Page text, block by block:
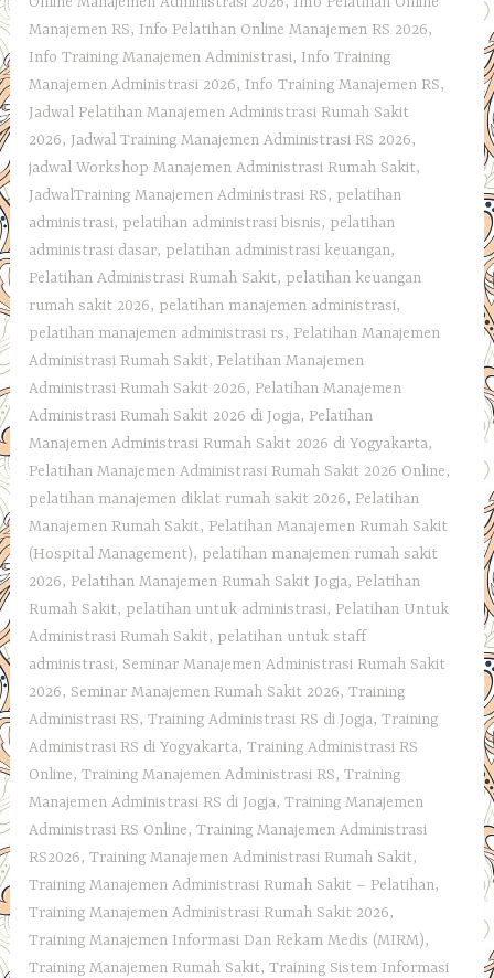
Manajemen RS, Info Pelatihan Online Manajemen RS 2026,
Info Training Manajemen Administrasi, Info Training
Manajemen Administrasi 2026, Info Training Manajemen RS,
Jadwal Pelatihan Manajemen Administrasi Rumah Sakit
2026, Jadwal Training Manajemen Administrasi RS 2026,
jadwal Workshop Manajemen Administrasi Rumah Sakit,
JadwalTraining Manajemen Administrasi RS, pelatihan
administrasi, pelatihan administrasi bisnis, pelatihan
administrasi dasar, pelatihan administrasi keuangan,
Pelatihan Administrasi Rumah Sakit, pelatihan keuangan
rumah sakit 2026, pelatihan manajemen administrasi,
pelatihan manajemen administrasi rs, Pelatihan Manajemen
Administrasi Rumah Sakit, Pelatihan Manajemen
Administrasi Rumah Sakit 2026, Pelatihan Manajemen
Administrasi Rumah Sakit 2026 di Jogja, Pelatihan
Manajemen Administrasi Rumah Sakit 2026 di Yogyakarta,
Pelatihan Manajemen Administrasi Rumah Sakit 2026 Online,
pelatihan manajemen diklat rumah sakit 2026, Pelatihan
Manajemen Rumah Sakit, Pelatihan Manajemen Rumah Sakit
(Hospital Management), pelatihan manajemen rumah sakit
2026, Pelatihan Manajemen Rumah Sakit Jogja, Pelatihan
Rumah Sakit, pelatihan untuk administrasi, Pelatihan Untuk
Administrasi Rumah Sakit, pelatihan untuk staff
administrasi, Seminar Manajemen Administrasi Rumah Sakit
2026, Seminar Manajemen Rumah Sakit 2026,Training
Administrasi RS,Training Administrasi RS di Jogja,Training
Administrasi RS di Yogyakarta,Training Administrasi RS
Online,Training Manajemen Administrasi RS,Training
Manajemen Administrasi RS di Jogja,Training Manajemen
Administrasi RS Online,Training Manajemen Administrasi
RS2026,Training Manajemen Administrasi Rumah Sakit,
Training Manajemen Administrasi Rumah Sakit – Pelatihan,
Training Manajemen Administrasi Rumah Sakit 2026,
Training Manajemen Informasi Dan Rekam Medis (MIRM),
Training Manajemen Rumah Sakit,Training Sistem Informasi